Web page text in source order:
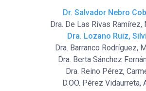
Dr. Salvador Nebro
Dra. De Las Rivas Ramírez,
Dra. Lozano Ruiz,
Dra. Barranco Rodríguez,
Dra. Berta Sánchez
Dra. Reino Pérez,
D.OO. Pérez Vidaurreta,